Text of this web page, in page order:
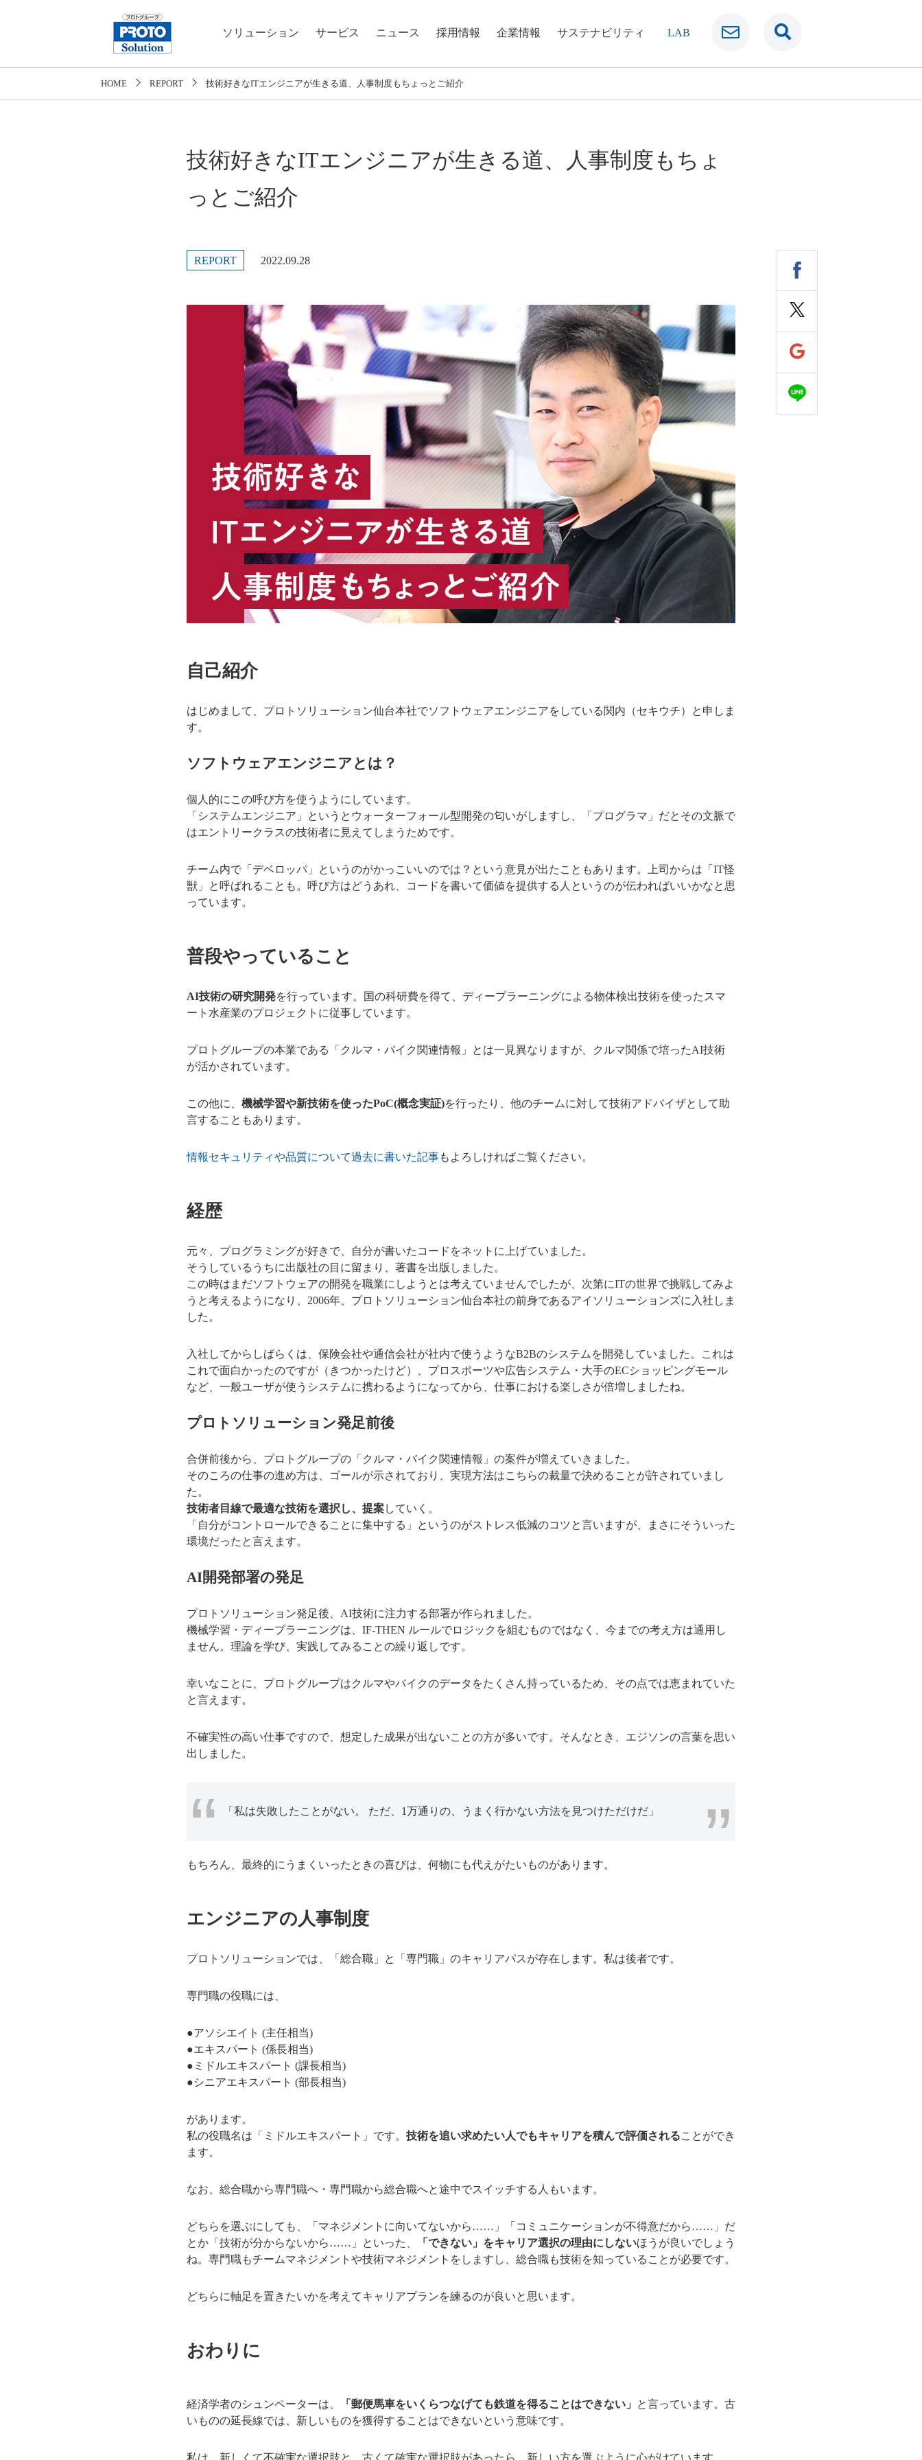
ソリューション サービス ニュース 採用情報 企業情報 サステナビリティ LAB
HOME REPORT 技術好きなITエンジニアが生きる道、人事制度もちょっとご紹介
技術好きなITエンジニアが生きる道、人事制度もちょ
っとご紹介
REPORT 2022.09.28
自己紹介
はじめまして、プロトソリューション仙台本社でソフトウェアエンジニアをしている関内（セキウチ）と申しま
す。
ソフトウェアエンジニアとは？
個人的にこの呼び方を使うようにしています。
「システムエンジニア」というとウォーターフォール型開発の匂いがしますし、「プログラマ」だとその文脈で
はエントリークラスの技術者に見えてしまうためです。
チーム内で「デベロッパ」というのがかっこいいのでは？という意見が出たこともあります。上司からは「IT怪
獣」と呼ばれることも。呼び方はどうあれ、コードを書いて価値を提供する人というのが伝わればいいかなと思
っています。
普段やっていること
AI技術の研究開発を行っています。国の科研費を得て、ディープラーニングによる物体検出技術を使ったスマ
ート水産業のプロジェクトに従事しています。
プロトグループの本業である「クルマ・バイク関連情報」とは一見異なりますが、クルマ関係で培ったAI技術
が活かされています。
この他に、 機械学習や新技術を使ったPoC(概念実証)を行ったり、他のチームに対して技術アドバイザとして助
言することもあります。
情報セキュリティや品質について過去に書いた記事もよろしければご覧ください。
経歴
元々、プログラミングが好きで、自分が書いたコードをネットに上げていました。
そうしているうちに出版社の目に留まり、著書を出版しました。
この時はまだソフトウェアの開発を職業にしようとは考えていませんでしたが、次第にITの世界で挑戦してみよ
うと考えるようになり、2006年、プロトソリューション仙台本社の前身であるアイソリューションズに入社しま
した。
入社してからしばらくは、保険会社や通信会社が社内で使うようなB2Bのシステムを開発していました。これは
これで面白かったのですが（きつかったけど）、プロスポーツや広告システム・大手のECショッピングモール
など、一般ユーザが使うシステムに携わるようになってから、仕事における楽しさが倍増しましたね。
プロトソリューション発足前後
合併前後から、プロトグループの「クルマ・バイク関連情報」の案件が増えていきました。
そのころの仕事の進め方は、ゴールが示されており、実現方法はこちらの裁量で決めることが許されていまし
た。
技術者目線で最適な技術を選択し、提案していく。
「自分がコントロールできることに集中する」というのがストレス低減のコツと言いますが、まさにそういった
環境だったと言えます。
AI開発部署の発足
プロトソリューション発足後、AI技術に注力する部署が作られました。
機械学習・ディープラーニングは、IF-THEN ルールでロジックを組むものではなく、今までの考え方は通用し
ません。理論を学び、実践してみることの繰り返しです。
幸いなことに、プロトグループはクルマやバイクのデータをたくさん持っているため、その点では恵まれていた
と言えます。
不確実性の高い仕事ですので、想定した成果が出ないことの方が多いです。そんなとき、エジソンの言葉を思い
出しました。
「私は失敗したことがない。 ただ、1万通りの、うまく行かない方法を見つけただけだ」
もちろん、最終的にうまくいったときの喜びは、何物にも代えがたいものがあります。
エンジニアの人事制度
プロトソリューションでは、「総合職」と「専門職」のキャリアパスが存在します。私は後者です。
専門職の役職には、
●アソシエイト (主任相当)
●エキスパート (係長相当)
●ミドルエキスパート (課長相当)
●シニアエキスパート (部長相当)
があります。
私の役職名は「ミドルエキスパート」です。 技術を追い求めたい人でもキャリアを積んで評価されることができ
ます。
なお、総合職から専門職へ・専門職から総合職へと途中でスイッチする人もいます。
どちらを選ぶにしても、「マネジメントに向いてないから……」「コミュニケーションが不得意だから……」だ
とか「技術が分からないから……」といった、
「できない」をキャリア選択の理由にしないほうが良いでしょう
ね。専門職もチームマネジメントや技術マネジメントをしますし、総合職も技術を知っていることが必要です。
どちらに軸足を置きたいかを考えてキャリアプランを練るのが良いと思います。
おわりに
経済学者のシュンペーターは、 「郵便馬車をいくらつなげても鉄道を得ることはできない」
と言っています。古
いものの延長線では、新しいものを獲得することはできないという意味です。
私は、新しくて不確実な選択肢と、古くて確実な選択肢があったら、新しい方を選ぶように心がけています。